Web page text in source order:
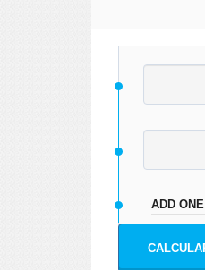
ADD